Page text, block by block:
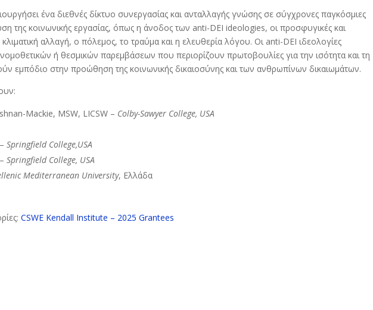
ένα διεθνές δίκτυο συνεργασίας και ανταλλαγής γνώσης σε σύγχρονες παγκόσμιες
της κοινωνικής εργασίας, όπως η άνοδος των anti-DEI ideologies, οι προσφυγικές και
κλιματική αλλαγή, ο πόλεμος, το τραύμα και η ελευθερία λόγου. Οι anti-DEI ιδεολογίες
ή θεσμικών παρεμβάσεων που περιορίζουν πρωτοβουλίες για την ισότητα και τη
εμπόδιο στην προώθηση της κοινωνικής δικαιοσύνης και των ανθρωπίνων δικαιωμάτων.
Mackie, MSW, LICSW – Colby-Sawyer College, USA
Springfield College,USA
Springfield College, USA
Mediterranean University, Ελλάδα
CSWE Kendall Institute – 2025 Grantees